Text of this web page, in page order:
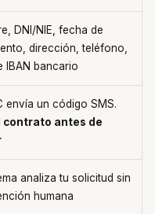
DNI/NIE, fecha de
dirección, teléfono,
IBAN bancario
envía un código SMS.
contrato antes de
analiza tu solicitud sin
humana